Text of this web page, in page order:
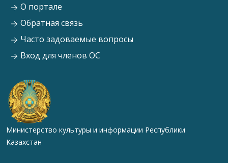
О портале
Обратная связь
Часто задоваемые вопросы
Вход для членов ОС
Министерство культуры и информации Республики
Казахстан